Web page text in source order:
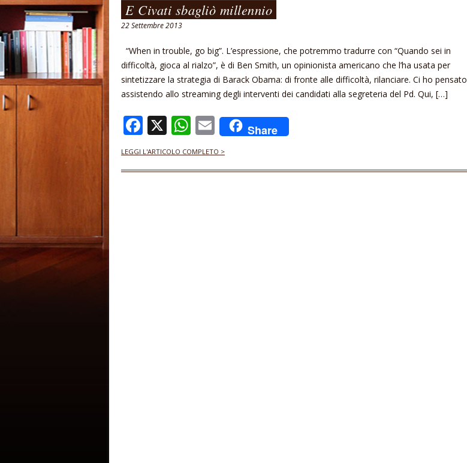
E Civati sbagliò millennio
22 Settembre 2013
“When in trouble, go big”. L’espressione, che potremmo tradurre con “Quando sei in
difficoltà, gioca al rialzo”, è di Ben Smith, un opinionista americano che l’ha usata per
sintetizzare la strategia di Barack Obama: di fronte alle difficoltà, rilanciare. Ci ho pensato
assistendo allo streaming degli interventi dei candidati alla segreteria del Pd. Qui, […]
F
ac
e
X W
h
at
E
m
ai
Share
LEGGI L'ARTICOLO COMPLETO >